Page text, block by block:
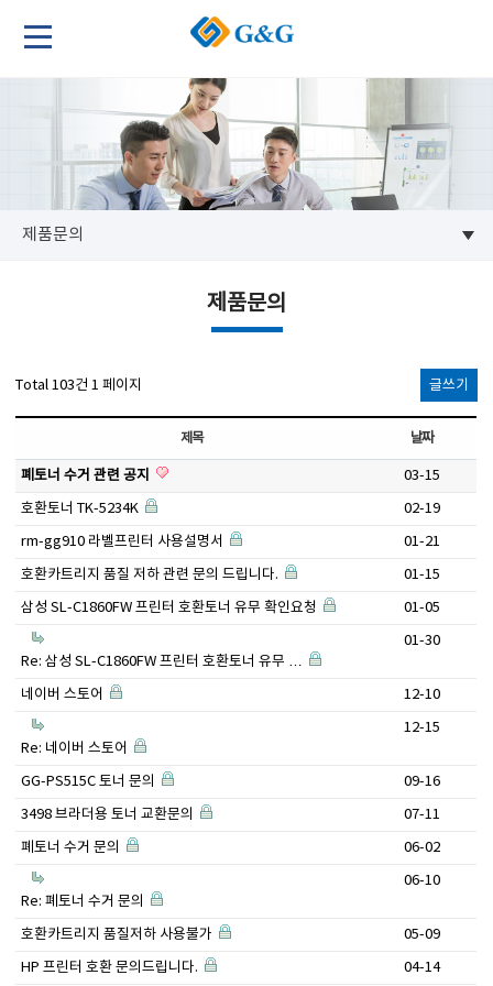
제품문의
제품문의
Total 103건 1 페이지 글쓰기
제목 날짜
폐토너 수거 관련 공지
03-15
호환토너 TK-5234K
02-19
rm-gg910 라벨프린터 사용설명서
01-21
호환카트리지 품질 저하 관련 문의 드립니다.
01-15
삼성 SL-C1860FW 프린터 호환토너 유무 확인요청
01-05
Re: 삼성 SL-C1860FW 프린터 호환토너 유무 …
01-30
네이버 스토어 12-10
Re: 네이버 스토어
12-15
GG-PS515C 토너 문의
09-16
3498 브라더용 토너 교환문의
07-11
폐토너 수거 문의
06-02
Re: 폐토너 수거 문의
06-10
호환카트리지 품질저하 사용불가
05-09
HP 프린터 호환 문의드립니다.
04-14